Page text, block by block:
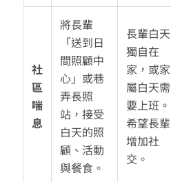
社
區
喘
息
將長輩
「送到日
間照顧中
心」或巷
弄長照
站，接受
白天的照
顧、活動
與餐食。
長輩白天
獨自在
家，或家
屬白天需
要上班。
希望長輩
增加社
交。